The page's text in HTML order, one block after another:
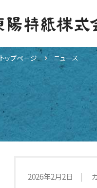
トップページ ニュース
2026年2月2日